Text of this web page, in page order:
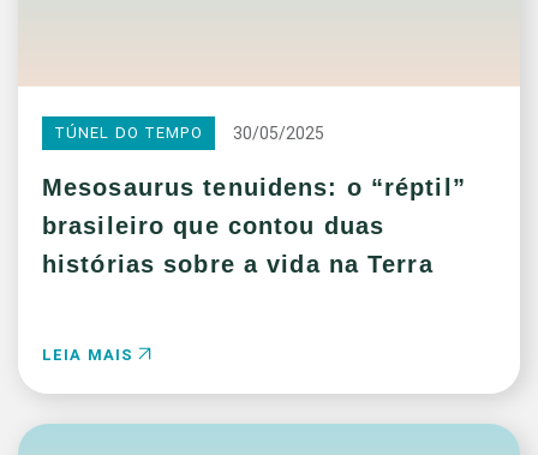
TÚNEL DO TEMPO 30/05/2025
Mesosaurus tenuidens: o “réptil”
brasileiro que contou duas
histórias sobre a vida na Terra
LEIA MAIS